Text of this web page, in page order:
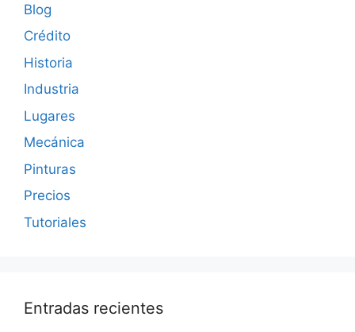
Blog
Crédito
Historia
Industria
Lugares
Mecánica
Pinturas
Precios
Tutoriales
Entradas recientes